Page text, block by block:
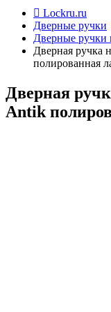
Lockru.ru
Дверные ручки
Дверные ручки
Дверная ручка
полированная
Дверная
Antik